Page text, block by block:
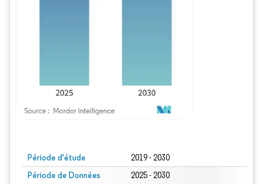
Période d'étude 2019 - 2030
Période de Données
2025 - 2030